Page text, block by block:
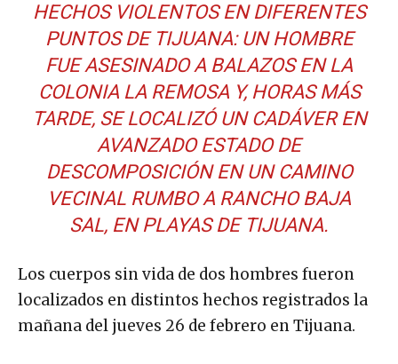
HECHOS VIOLENTOS EN DIFERENTES
PUNTOS DE TIJUANA: UN HOMBRE
FUE ASESINADO A BALAZOS EN LA
COLONIA LA REMOSA Y, HORAS MÁS
TARDE, SE LOCALIZÓ UN CADÁVER EN
AVANZADO ESTADO DE
DESCOMPOSICIÓN EN UN CAMINO
VECINAL RUMBO A RANCHO BAJA
SAL, EN PLAYAS DE TIJUANA.
Los cuerpos sin vida de dos hombres fueron
localizados en distintos hechos registrados la
mañana del jueves 26 de febrero en Tijuana.